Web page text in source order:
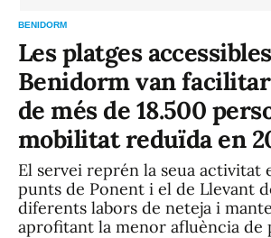
BENIDORM
Les platges
Benidorm van
de més de 18.500
mobilitat reduïda en
El servei reprén la seua activitat
punts de Ponent i el de Llevant
diferents labors de neteja i
aprofitant la menor afluència de